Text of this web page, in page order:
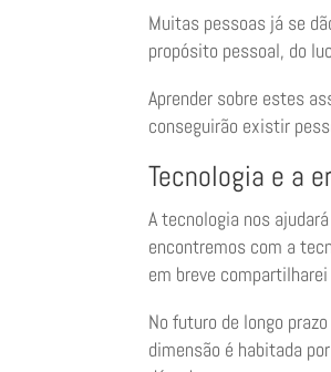
Muitas pessoas já se
propósito pessoal, do
Aprender sobre estes
conseguirão existir
Tecnologia e a
A tecnologia nos
encontremos com a
em breve
No futuro de longo
dimensão é habitada